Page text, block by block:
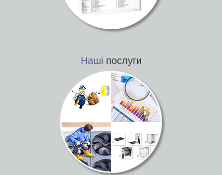
Наші послуги